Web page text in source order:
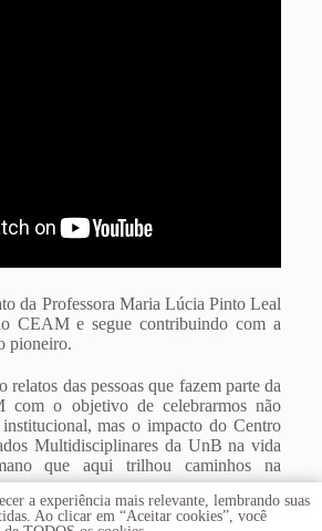
da Professora Maria Lúcia Pinto Leal
CEAM e segue contribuindo com a
pioneiro.
relatos das pessoas que fazem parte da
com o objetivo de celebrarmos não
mas o impacto do Centro
Multidisciplinares da UnB na vida
que aqui trilhou caminhos na
a experiência mais relevante, lembrando suas
Ao clicar em “Aceitar cookies”, você